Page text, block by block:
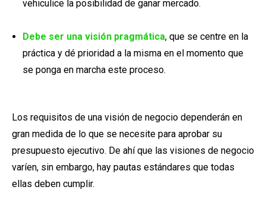
vehiculice la posibilidad de ganar mercado.
Debe ser una visión pragmática, que se centre en la
práctica y dé prioridad a la misma en el momento que
se ponga en marcha este proceso.
Los requisitos de una visión de negocio dependerán en
gran medida de lo que se necesite para aprobar su
presupuesto ejecutivo. De ahí que las visiones de negocio
varíen, sin embargo, hay pautas estándares que todas
ellas deben cumplir.